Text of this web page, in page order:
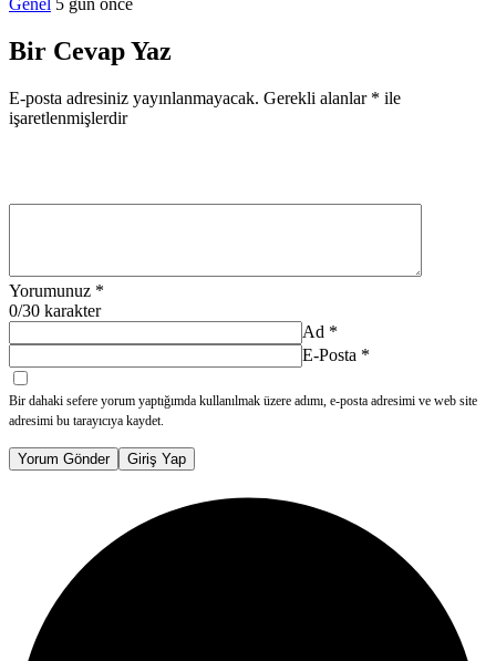
Genel 5 gün önce
Bir Cevap Yaz
E-posta adresiniz yayınlanmayacak. Gerekli alanlar * ile
işaretlenmişlerdir
Yorumunuz *
0/30 karakter
Ad *
E-Posta *
Bir dahaki sefere yorum yaptığımda kullanılmak üzere adımı, e-posta adresimi ve web site
adresimi bu tarayıcıya kaydet.
Yorum Gönder Giriş Yap